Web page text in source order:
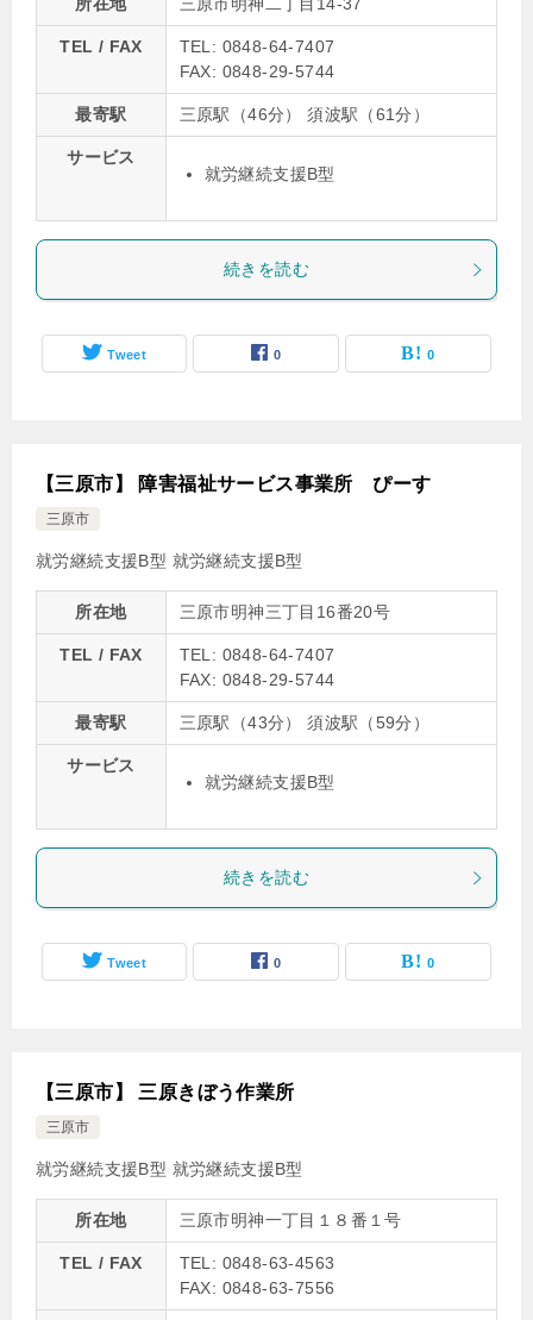
TEL / FAX
TEL: 0848-64-7407
FAX: 0848-29-5744
最寄駅 三原駅（46分） 須波駅（61分）
サービス
就労継続支援B型
続きを読む
Tweet 0 0
【三原市】 障害福祉サービス事業所 ぴーす
三原市
就労継続支援B型 就労継続支援B型
所在地 三原市明神三丁目16番20号
TEL / FAX
TEL: 0848-64-7407
FAX: 0848-29-5744
最寄駅 三原駅（43分） 須波駅（59分）
サービス
就労継続支援B型
続きを読む
Tweet 0 0
【三原市】 三原きぼう作業所
三原市
就労継続支援B型 就労継続支援B型
所在地 三原市明神一丁目１８番１号
TEL / FAX
TEL: 0848-63-4563
FAX: 0848-63-7556